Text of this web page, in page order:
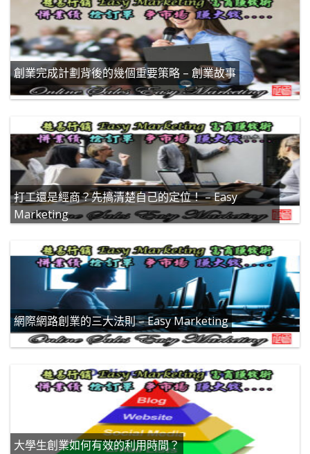
創業完成計劃背後的幾個重要策略 – 創業故事
打工還是經商？先搞清楚自己的定位！ – Easy
Marketing
網際網路創業的三大法則 – Easy Marketing
大學生創業如何有效的利用時間？